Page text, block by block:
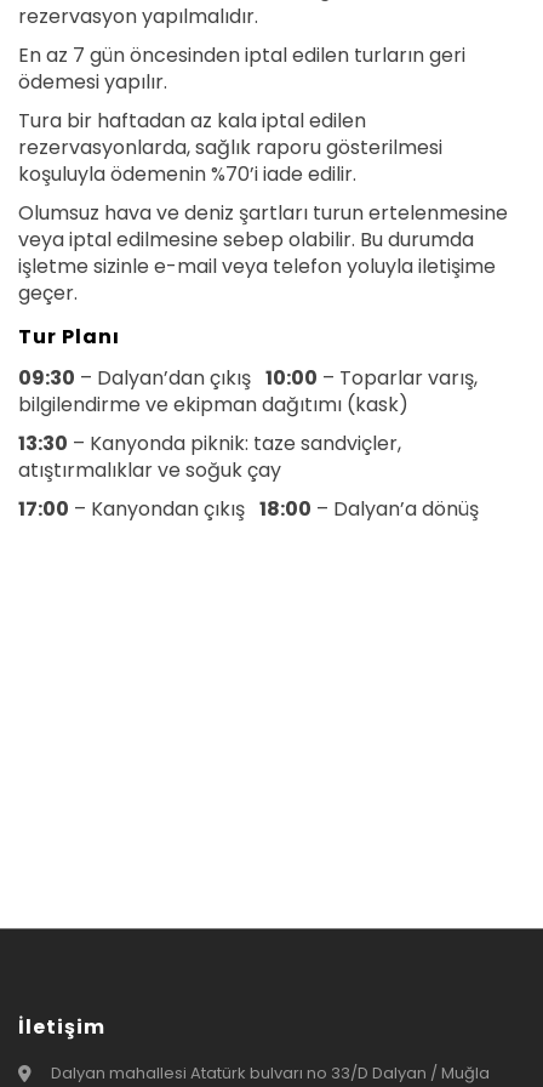
rezervasyon yapılmalıdır.
En az 7 gün öncesinden iptal edilen turların geri
ödemesi yapılır.
Tura bir haftadan az kala iptal edilen
rezervasyonlarda, sağlık raporu gösterilmesi
koşuluyla ödemenin %70’i iade edilir.
Olumsuz hava ve deniz şartları turun ertelenmesine
veya iptal edilmesine sebep olabilir. Bu durumda
işletme sizinle e-mail veya telefon yoluyla iletişime
geçer.
Tur Planı
09:30 – Dalyan’dan çıkış 10:00 – Toparlar varış,
bilgilendirme ve ekipman dağıtımı (kask)
13:30 – Kanyonda piknik: taze sandviçler,
atıştırmalıklar ve soğuk çay
17:00 – Kanyondan çıkış 18:00 – Dalyan’a dönüş
İletişim
Dalyan mahallesi Atatürk bulvarı no 33/D Dalyan / Muğla